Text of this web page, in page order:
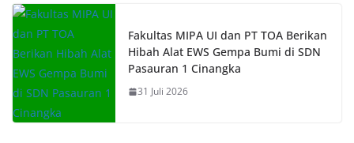
Fakultas MIPA UI dan PT TOA Berikan
Hibah Alat EWS Gempa Bumi di SDN
Pasauran 1 Cinangka
31 Juli 2026